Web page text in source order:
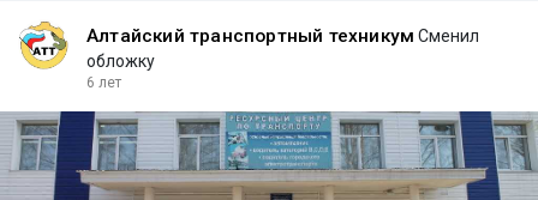
Алтайский транспортный техникум Сменил
обложку
6 лет